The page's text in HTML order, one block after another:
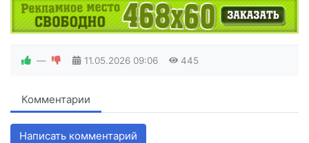
— 11.05.2026 09:06 445
Комментарии
Написать комментарий